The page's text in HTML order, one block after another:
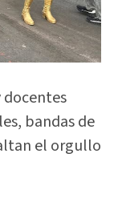
bandas de
el orgullo